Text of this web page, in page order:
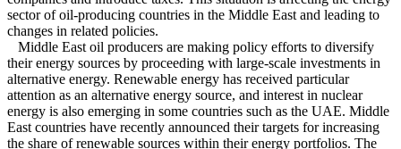
sector of oil-producing countries in the Middle East and leading to
changes in related policies.
Middle East oil producers are making policy efforts to diversify
their energy sources by proceeding with large-scale investments in
alternative energy. Renewable energy has received particular
attention as an alternative energy source, and interest in nuclear
energy is also emerging in some countries such as the UAE. Middle
East countries have recently announced their targets for increasing
the share of renewable sources within their energy portfolios. The